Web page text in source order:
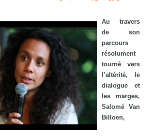
Au travers
de son
parcours
résolument
tourné vers
l’altérité, le
dialogue et
les marges,
Salomé Van
Billoen,